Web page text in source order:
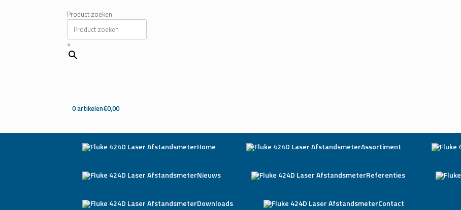
Product zoeken
×
0 artikelen€0,00
Home Assortiment
Nieuws Referenties
Downloads Contact